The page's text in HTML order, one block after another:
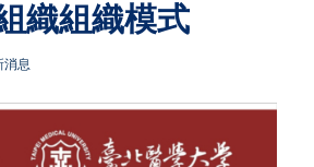
織組織模式
消息